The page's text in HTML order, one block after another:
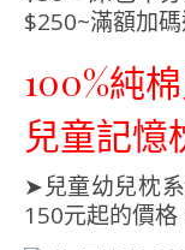
100%純
兒童記憶
➤兒童幼兒枕
150元起的價